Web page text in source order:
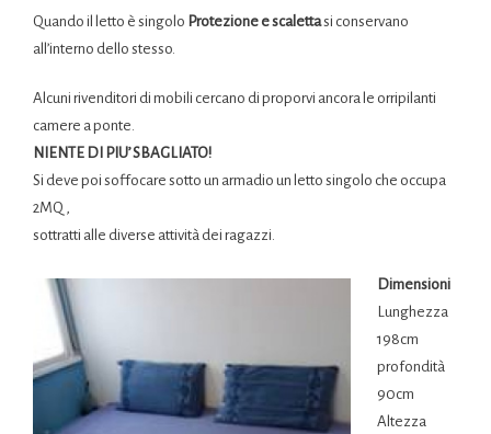
Quando il letto è singolo Protezione e scalettasi conservano
all’interno dello stesso.
Alcuni rivenditori di mobili cercano di proporvi ancora le orripilanti
camere a ponte.
NIENTE DI PIU’ SBAGLIATO!
Si deve poi soffocare sotto un armadio un letto singolo che occupa
2MQ ,
sottratti alle diverse attività dei ragazzi.
Dimensioni
Lunghezza
198cm
profondità
90cm
Altezza